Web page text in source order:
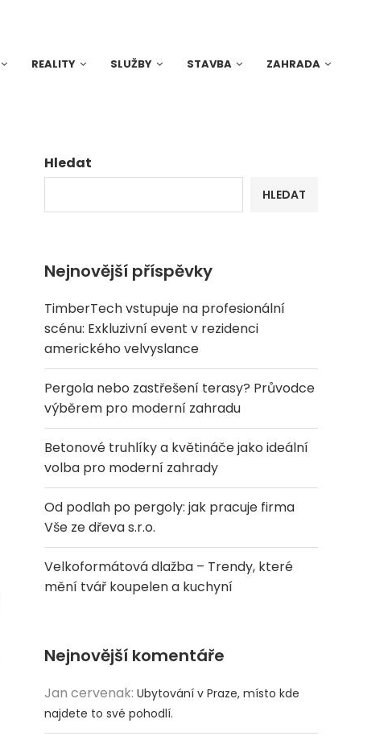
REALITY SLUŽBY STAVBA ZAHRADA
Hledat
HLEDAT
Nejnovější příspěvky
TimberTech vstupuje na profesionální
scénu: Exkluzivní event v rezidenci
amerického velvyslance
Pergola nebo zastřešení terasy? Průvodce
výběrem pro moderní zahradu
Betonové truhlíky a květináče jako ideální
volba pro moderní zahrady
Od podlah po pergoly: jak pracuje firma
Vše ze dřeva s.r.o.
Velkoformátová dlažba – Trendy, které
mění tvář koupelen a kuchyní
Nejnovější komentáře
Jan cervenak: Ubytování v Praze, místo kde
najdete to své pohodlí.